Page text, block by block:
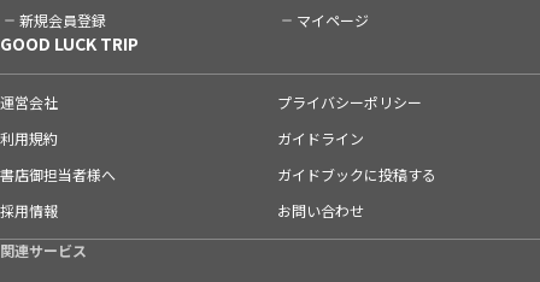
新規会員登録 マイページ
GOOD LUCK TRIP
運営会社
プライバシーポリシー
利用規約
ガイドライン
書店御担当者様へ
ガイドブックに投稿する
採用情報
お問い合わせ
関連サービス